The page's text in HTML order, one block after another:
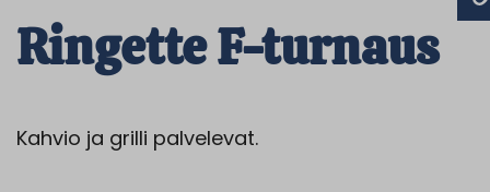
Ringette F-turnaus
Kahvio ja grilli palvelevat.